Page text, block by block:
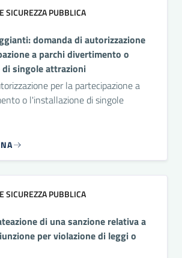
SICUREZZA PUBBLICA
domanda di autorizzazione
a parchi divertimento o
singole attrazioni
per la partecipazione a
o l'installazione di singole
SICUREZZA PUBBLICA
di una sanzione relativa a
per violazione di leggi o